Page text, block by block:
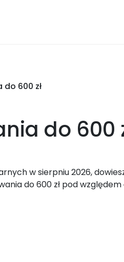
600 zł
do 600
w sierpniu 2026,
do 600 zł pod